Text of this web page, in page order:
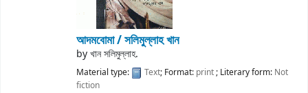
আদমবোমা /সলিমুল্লাহ খান
byখান সলিমুল্লাহ.
Material type: Text; Format: print; Literary form: Not
fiction